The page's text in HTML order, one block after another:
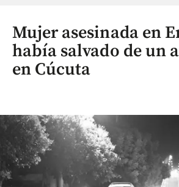
Mujer asesinada en
había salvado de un
en Cúcuta